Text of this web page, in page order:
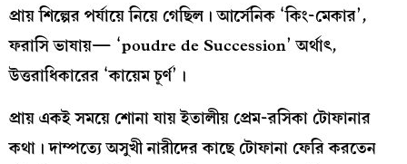
প্রায় শিল্পের পর্যায়ে নিয়ে গেছিল। আর্সেনিক ‘কিং-মেকার’,
ফরাসি ভাষায়— ‘poudre de Succession’ অর্থাৎ,
উত্তরাধিকারের ‘কায়েম চূর্ণ’।
প্রায় একই সময়ে শোনা যায় ইতালীয় প্রেম-রসিকা টোফানার
কথা। দাম্পত্যে অসুখী নারীদের কাছে টোফানা ফেরি করতেন